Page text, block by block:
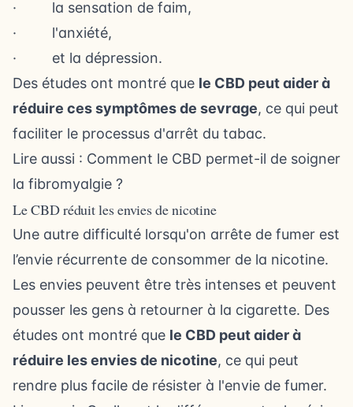
·
la sensation de faim,
·
l'anxiété,
· et la dépression.
Des études ont montré que le CBD peut aider à
réduire ces symptômes de sevrage, ce qui peut
faciliter le processus d'arrêt du tabac.
Lire aussi : Comment le CBD permet-il de soigner
la fibromyalgie ?
Le CBD réduit les envies de nicotine
Une autre difficulté lorsqu'on arrête de fumer est
l’envie récurrente de consommer de la nicotine.
Les envies peuvent être très intenses et peuvent
pousser les gens à retourner à la cigarette. Des
études ont montré que le CBD peut aider à
réduire les envies de nicotine, ce qui peut
rendre plus facile de résister à l'envie de fumer.